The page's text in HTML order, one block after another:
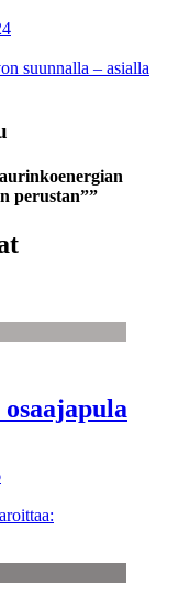
suunnalla – asialla
perustan””